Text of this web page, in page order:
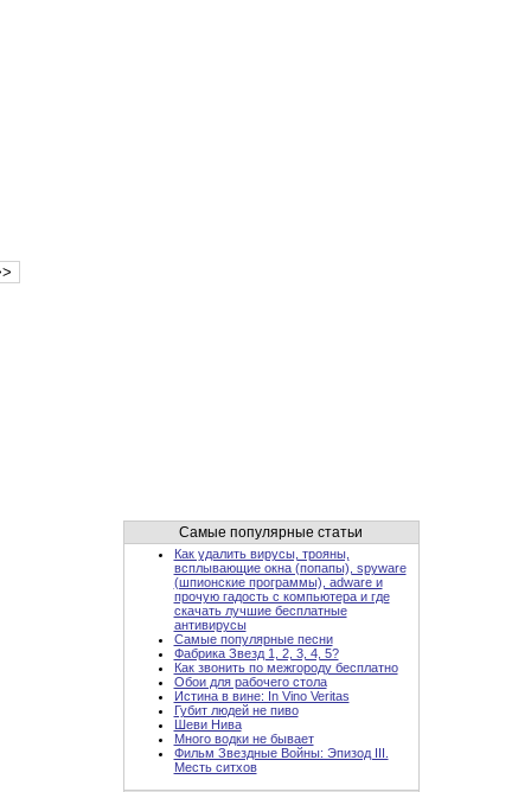
Самые популярные статьи
Как удалить вирусы, трояны,
всплывающие окна (попапы), spyware
(шпионские программы), adware и
прочую гадость с компьютера и где
скачать лучшие бесплатные
антивирусы
Самые популярные песни
Фабрика Звезд 1, 2, 3, 4, 5?
Как звонить по межгороду бесплатно
Обои для рабочего стола
Истина в вине: In Vino Veritas
Губит людей не пиво
Шеви Нива
Много водки не бывает
Фильм Звездные Войны: Эпизод III.
Месть ситхов